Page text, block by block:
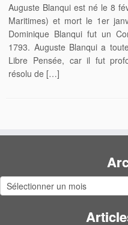
Auguste Blanqui est né le 8
Maritimes) et mort le 1er
Dominique Blanqui fut un
1793. Auguste Blanqui a
Libre Pensée, car il fut
résolu de […]
Archives